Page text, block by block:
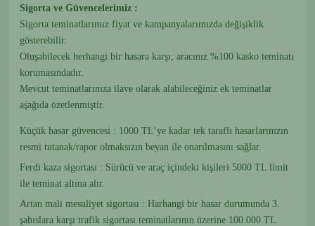
Sigorta ve Güvencelerimiz :
Sigorta teminatlarımız fiyat ve kampanyalarımızda değişiklik
gösterebilir.
Oluşabilecek herhangi bir hasara karşı, aracınız %100 kasko teminatı
korumasındadır.
Mevcut teminatlarınıza ilave olarak alabileceğiniz ek teminatlar
aşağıda özetlenmiştir.
Küçük hasar güvencesi : 1000 TL’ye kadar tek taraflı hasarlarınızın
resmi tutanak/rapor olmaksızın beyan ile onarılmasını sağlar.
Ferdi kaza sigortası : Sürücü ve araç içindeki kişileri 5000 TL limit
ile teminat altına alır.
Artan mali mesuliyet sigortası : Harhangi bir hasar durumunda 3.
şahıslara karşı trafik sigortası teminatlarının üzerine 100.000 TL